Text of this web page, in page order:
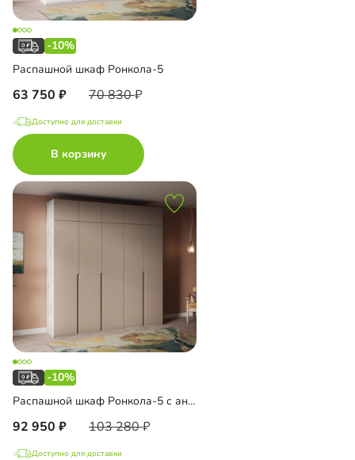
-10%
Распашной шкаф Ронкола-5
63 750 70 830
Доступно для доставки
В корзину
-10%
Распашной шкаф Ронкола-5 с антресолью
92 950 103 280
Доступно для доставки